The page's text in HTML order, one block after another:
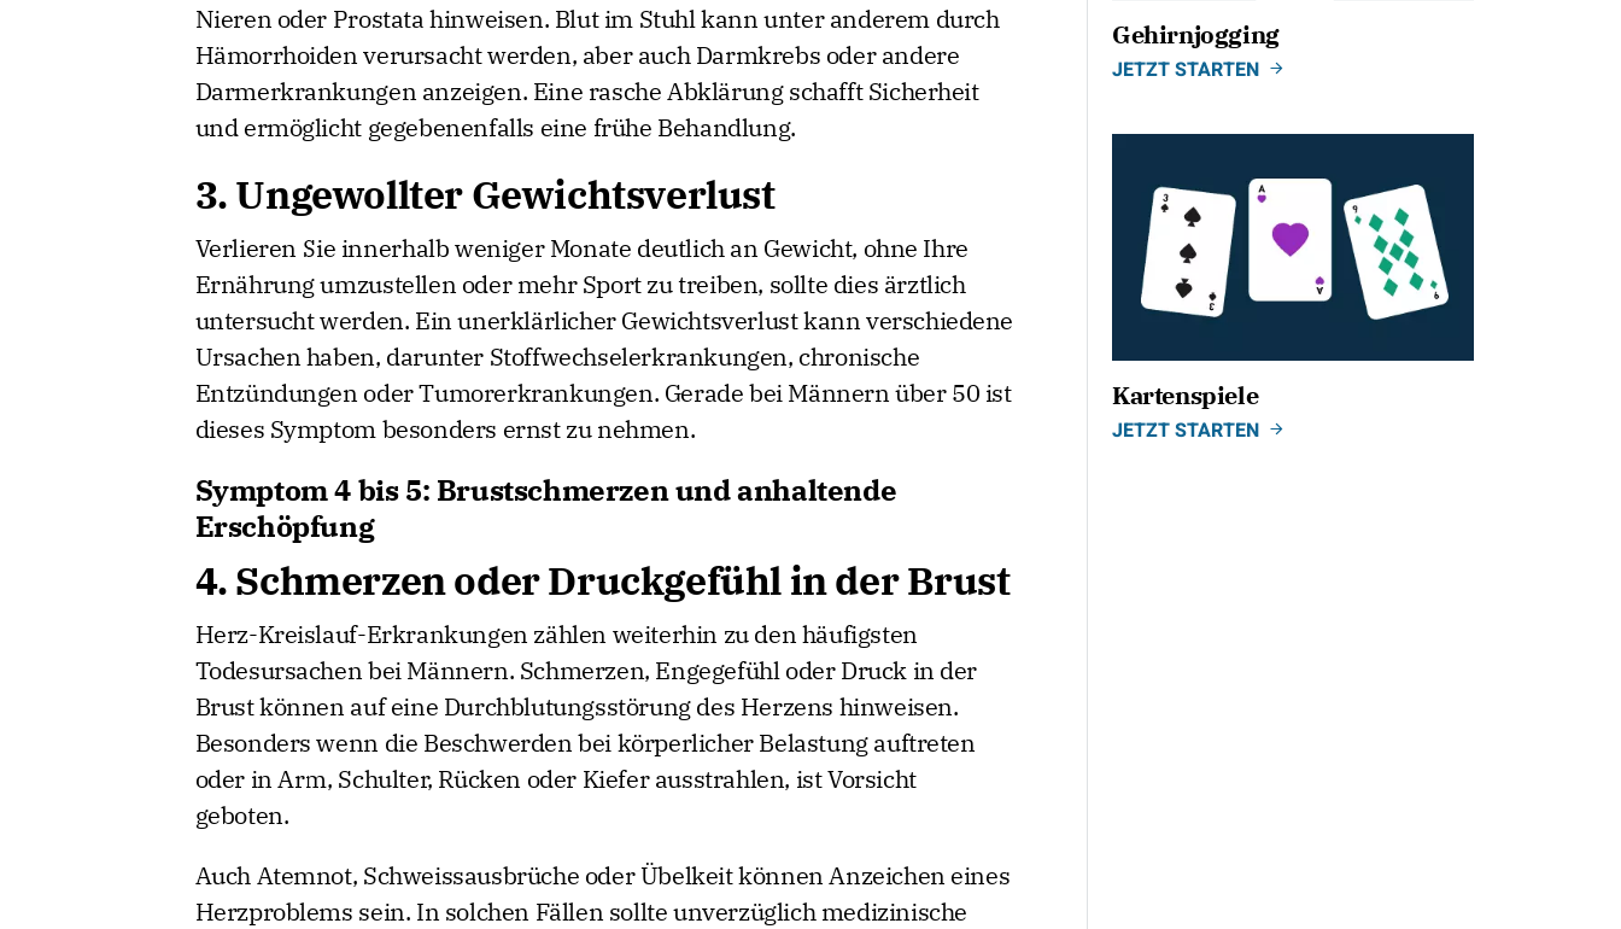
Nieren oder Prostata hinweisen. Blut im Stuhl kann unter anderem durch
Hämorrhoiden verursacht werden, aber auch Darmkrebs oder andere
Darmerkrankungen anzeigen. Eine rasche Abklärung schafft Sicherheit
und ermöglicht gegebenenfalls eine frühe Behandlung.
3. Ungewollter Gewichtsverlust
Verlieren Sie innerhalb weniger Monate deutlich an Gewicht, ohne Ihre
Ernährung umzustellen oder mehr Sport zu treiben, sollte dies ärztlich
untersucht werden. Ein unerklärlicher Gewichtsverlust kann verschiedene
Ursachen haben, darunter Stoffwechselerkrankungen, chronische
Entzündungen oder Tumorerkrankungen. Gerade bei Männern über 50 ist
dieses Symptom besonders ernst zu nehmen.
Symptom 4 bis 5: Brustschmerzen und anhaltende
Erschöpfung
4. Schmerzen oder Druckgefühl in der Brust
Herz-Kreislauf-Erkrankungen zählen weiterhin zu den häufigsten
Todesursachen bei Männern. Schmerzen, Engegefühl oder Druck in der
Brust können auf eine Durchblutungsstörung des Herzens hinweisen.
Besonders wenn die Beschwerden bei körperlicher Belastung auftreten
oder in Arm, Schulter, Rücken oder Kiefer ausstrahlen, ist Vorsicht
geboten.
Auch Atemnot, Schweissausbrüche oder Übelkeit können Anzeichen eines
Herzproblems sein. In solchen Fällen sollte unverzüglich medizinische
Gehirnjogging
JETZT STARTEN
Kartenspiele
JETZT STARTEN